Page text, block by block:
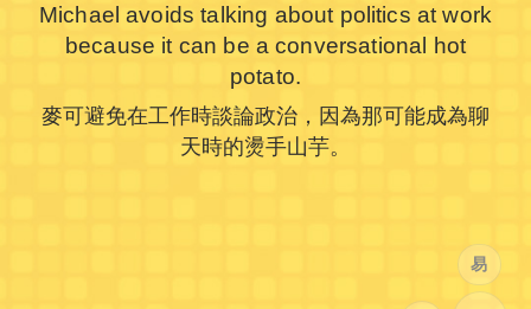
Michael avoids talking about politics at work
because it can be a conversational hot
potato.
麥可避免在工作時談論政治，因為那可能成為聊
天時的燙手山芋。
易